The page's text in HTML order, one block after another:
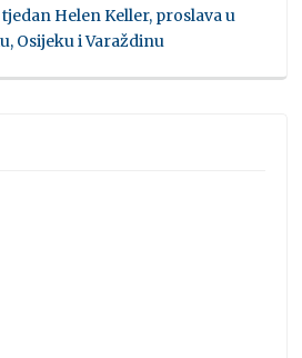
Helen Keller, proslava u
Osijeku i Varaždinu